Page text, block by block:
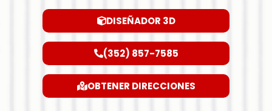
DISEÑADOR 3D
(352) 857-7585
OBTENER DIRECCIONES